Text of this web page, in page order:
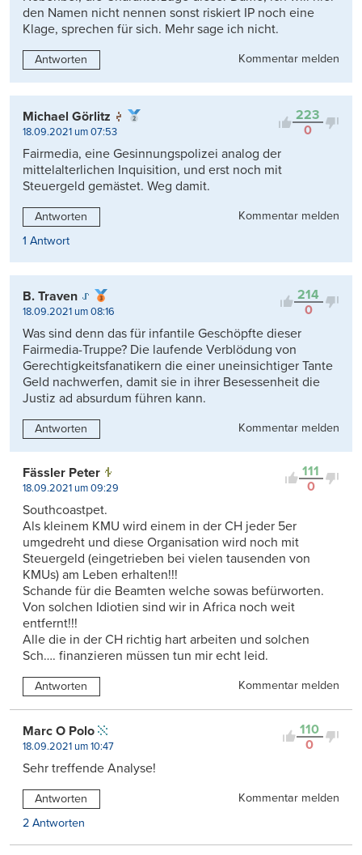
den Namen nicht nennen sonst riskiert IP noch eine
Klage, sprechen für sich. Mehr sage ich nicht.
Antworten Kommentar melden
223
0
Michael Görlitz
18.09.2021 um 07:53
Fairmedia, eine Gesinnungspolizei analog der
mittelalterlichen Inquisition, und erst noch mit
Steuergeld gemästet. Weg damit.
Antworten
Kommentar melden
1 Antwort
214
0
B. Traven
18.09.2021 um 08:16
Was sind denn das für infantile Geschöpfte dieser
Fairmedia-Truppe? Die laufende Verblödung von
Gerechtigkeitsfanatikern die einer uneinsichtiger Tante
Geld nachwerfen, damit sie in ihrer Besessenheit die
Justiz ad absurdum führen kann.
Antworten Kommentar melden
111
0
Fässler Peter
18.09.2021 um 09:29
Southcoastpet.
Als kleinem KMU wird einem in der CH jeder 5er
umgedreht und diese Organisation wird noch mit
Steuergeld (eingetrieben bei vielen tausenden von
KMUs) am Leben erhalten!!!
Schande für die Beamten welche sowas befürworten.
Von solchen Idiotien sind wir in Africa noch weit
entfernt!!!
Alle die in der CH richtig hart arbeiten und solchen
Sch…. finanzieren müssen tun mir echt leid.
Antworten Kommentar melden
110
0
Marc O Polo
18.09.2021 um 10:47
Sehr treffende Analyse!
Antworten
Kommentar melden
2 Antworten